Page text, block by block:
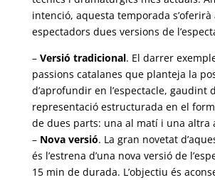
intenció, aquesta temporada s’oferirà
espectadors dues versions de
–Versió tradicional. El darrer
passions catalanes que planteja la
d’aprofundir en l’espectacle, gaudint
representació estructurada en el
de dues parts: una al matí i una altra
– Nova versió. La gran novetat
és l’estrena d’una nova versió de
15 min de durada. L’objectiu és